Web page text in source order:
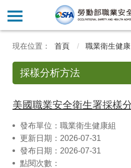
首頁 職業衛生健康
採樣分析方法
發布單位：職業衛生健康組
更新日期：2026-07-31
發布日期：2026-07-31
點閱次數：